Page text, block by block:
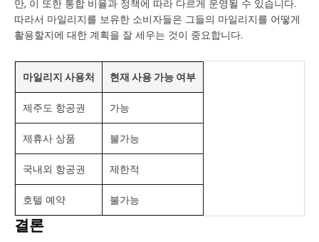
만, 이 또한 통합 비율과 정책에 따라 다르게 운영될 수 있습니다.
따라서 마일리지를 보유한 소비자들은 그들의 마일리지를 어떻게
활용할지에 대한 계획을 잘 세우는 것이 중요합니다.
마일리지 사용처 현재 사용 가능 여부
제주도 항공권 가능
제휴사 상품 불가능
국내외 항공권 제한적
호텔 예약 불가능
결론